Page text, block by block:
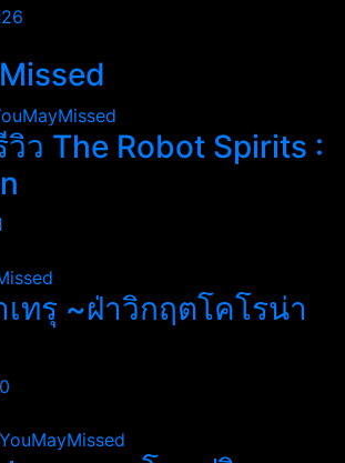
วิว The Robot Spirits :
ทรุ ~ฝ่าวิกฤตโคโรน่า
YouMayMissed